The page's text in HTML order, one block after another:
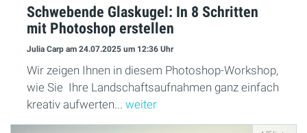
Schwebende Glaskugel: In 8 Schritten
mit Photoshop erstellen
Julia Carp am 24.07.2025 um 12:36 Uhr
Wir zeigen Ihnen in diesem Photoshop-Workshop,
wie Sie Ihre Landschaftsaufnahmen ganz einfach
kreativ aufwerten... weiter